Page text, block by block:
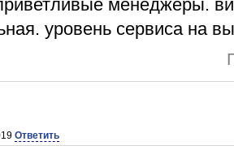
менеджеры.
уровень сервиса на
Ответить